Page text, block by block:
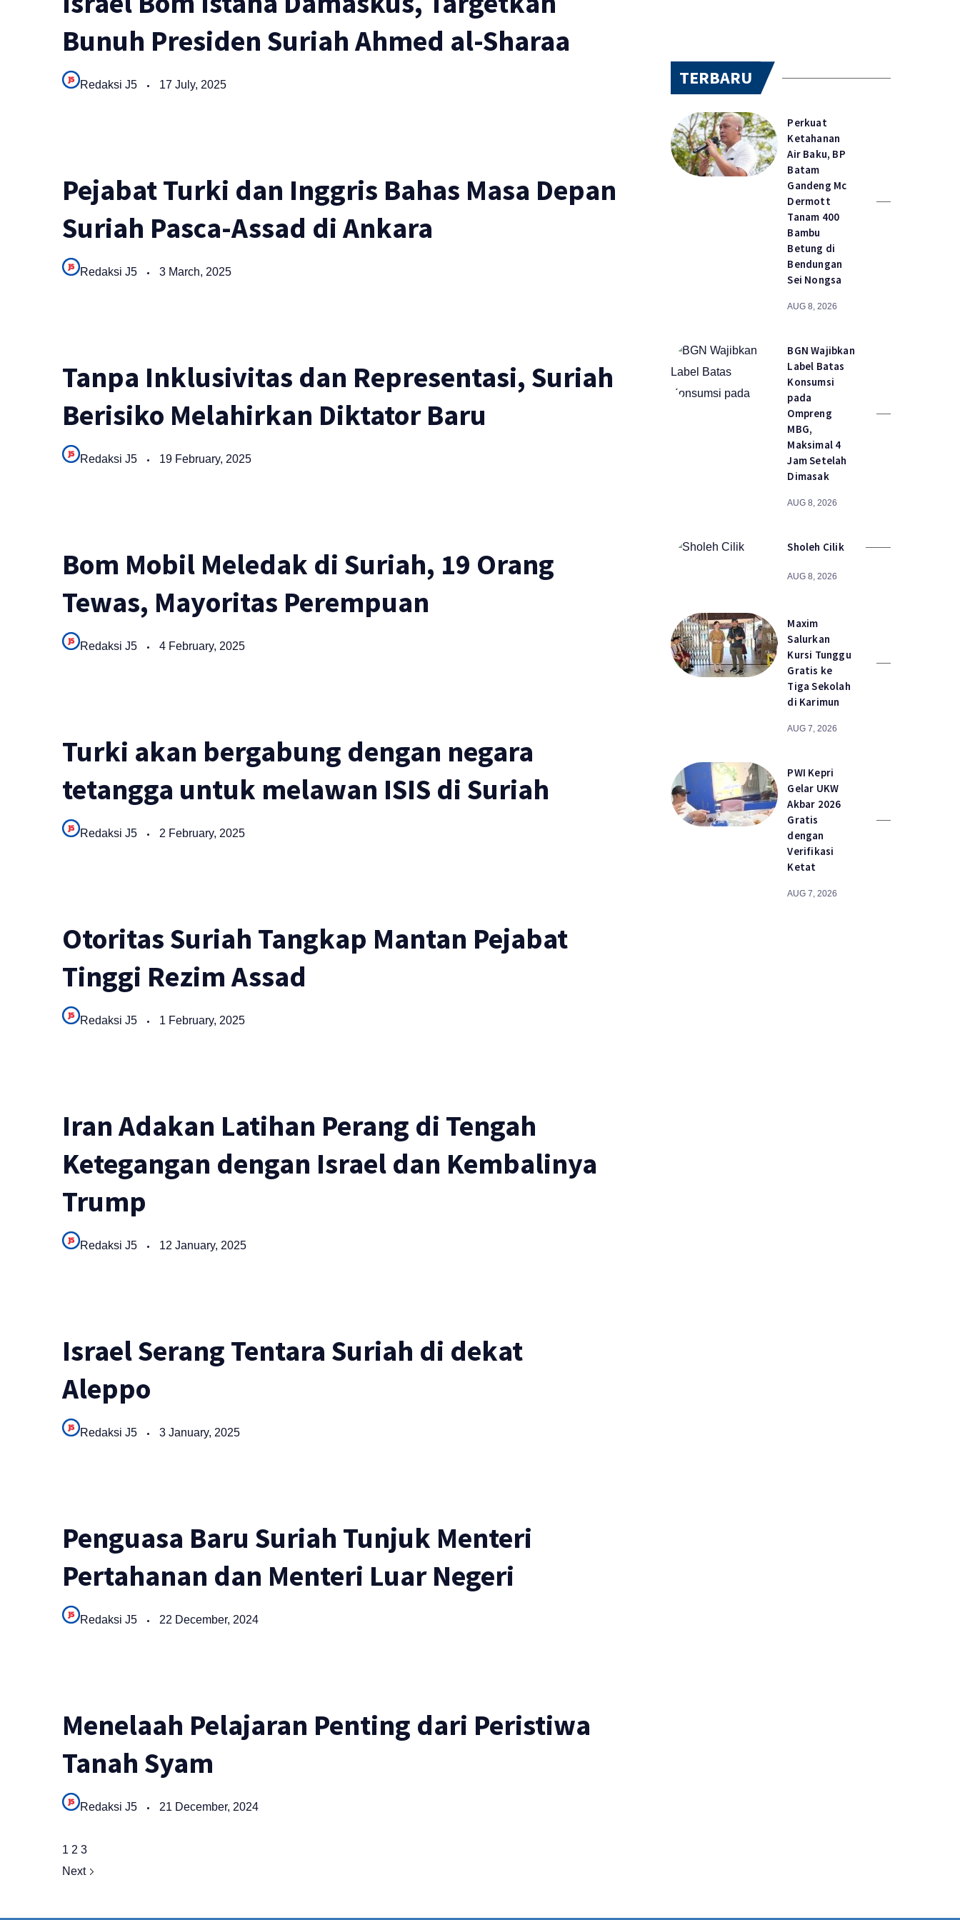
Bunuh Presiden Suriah Ahmed al-Sharaa
Redaksi J5 17 July, 2025
Pejabat Turki dan Inggris Bahas Masa Depan
Suriah Pasca-Assad di Ankara
Redaksi J5 3 March, 2025
Tanpa Inklusivitas dan Representasi, Suriah
Berisiko Melahirkan Diktator Baru
Redaksi J5 19 February, 2025
Bom Mobil Meledak di Suriah, 19 Orang
Tewas, Mayoritas Perempuan
Redaksi J5 4 February, 2025
Turki akan bergabung dengan negara
tetangga untuk melawan ISIS di Suriah
Redaksi J5 2 February, 2025
Otoritas Suriah Tangkap Mantan Pejabat
Tinggi Rezim Assad
Redaksi J5 1 February, 2025
Iran Adakan Latihan Perang di Tengah
Ketegangan dengan Israel dan Kembalinya
Trump
Redaksi J5 12 January, 2025
Israel Serang Tentara Suriah di dekat
Aleppo
Redaksi J5 3 January, 2025
Penguasa Baru Suriah Tunjuk Menteri
Pertahanan dan Menteri Luar Negeri
Redaksi J5 22 December, 2024
Menelaah Pelajaran Penting dari Peristiwa
Tanah Syam
Redaksi J5 21 December, 2024
1 2 3
Next
TERBARU
Perkuat
Ketahanan
Air Baku, BP
Batam
Gandeng Mc
Dermott
Tanam 400
Bambu
Betung di
Bendungan
Sei Nongsa
AUG 8, 2026
BGN Wajibkan
Label Batas
Konsumsi
pada
Ompreng
MBG,
Maksimal 4
Jam Setelah
Dimasak
AUG 8, 2026
Sholeh Cilik
AUG 8, 2026
Maxim
Salurkan
Kursi Tunggu
Gratis ke
Tiga Sekolah
di Karimun
AUG 7, 2026
PWI Kepri
Gelar UKW
Akbar 2026
Gratis
dengan
Verifikasi
Ketat
AUG 7, 2026